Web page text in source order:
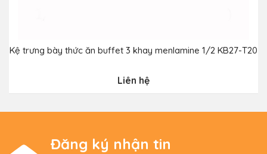
Kệ trưng bày thức ăn buffet 3 khay menlamine 1/2 KB27-T20
Liên hệ
Đăng ký nhận tin